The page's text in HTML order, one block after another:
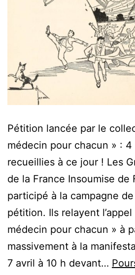
Pétition lancée par le
médecin pour chacun » : 4
recueillies à ce jour ! Les
de la France Insoumise de
participé à la campagne
pétition. Ils relayent
médecin pour chacun » à
massivement à la
7 avril à 10 h devant…